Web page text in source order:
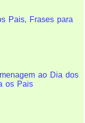
Pais, Frases para
ao Dia dos
os Pais